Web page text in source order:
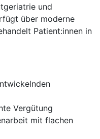
und
über moderne
Patient:innen in
Vergütung
mit flachen